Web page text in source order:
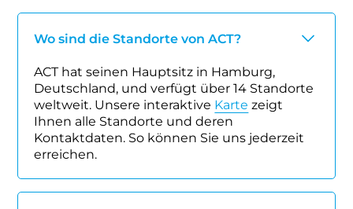
Wo sind die Standorte von ACT?
ACT hat seinen Hauptsitz in Hamburg,
Deutschland, und verfügt über 14 Standorte
weltweit. Unsere interaktive Karte zeigt
Ihnen alle Standorte und deren
Kontaktdaten. So können Sie uns jederzeit
erreichen.